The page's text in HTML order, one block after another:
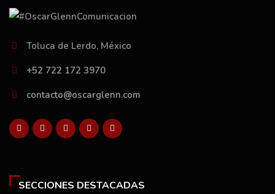
Toluca de Lerdo, México
+52 722 172 3970
contacto@oscarglenn.com
SECCIONES DESTACADAS